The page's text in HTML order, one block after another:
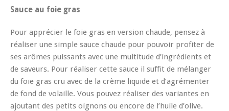
Sauce au foie gras
Pour apprécier le foie gras en version chaude, pensez à
réaliser une simple sauce chaude pour pouvoir profiter de
ses arômes puissants avec une multitude d’ingrédients et
de saveurs. Pour réaliser cette sauce il suffit de mélanger
du foie gras cru avec de la crème liquide et d’agrémenter
de fond de volaille. Vous pouvez réaliser des variantes en
ajoutant des petits oignons ou encore de l’huile d’olive.